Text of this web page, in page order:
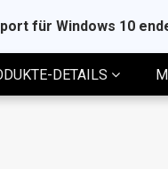
für Windows 10
DETAILS